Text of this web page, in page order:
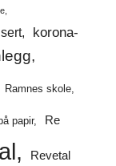
korona-
Ramnes skole
papir Re
Revetal